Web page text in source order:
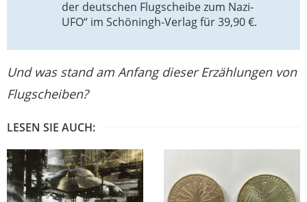
der deutschen Flugscheibe zum Nazi-
UFO“ im Schöningh-Verlag für 39,90 €.
Und was stand am Anfang dieser Erzählungen von
Flugscheiben?
LESEN SIE AUCH: